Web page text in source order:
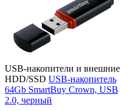
USB-накопители и внешние
HDD/SSD USB-накопитель
64Gb SmartBuy Crown, USB
2.0, черный